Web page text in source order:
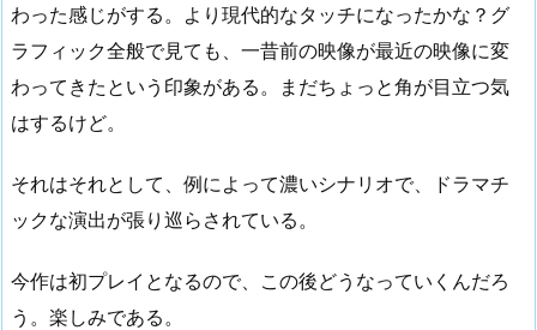
わった感じがする。より現代的なタッチになったかな？グ
ラフィック全般で見ても、一昔前の映像が最近の映像に変
わってきたという印象がある。まだちょっと角が目立つ気
はするけど。
それはそれとして、例によって濃いシナリオで、ドラマチ
ックな演出が張り巡らされている。
今作は初プレイとなるので、この後どうなっていくんだろ
う。楽しみである。